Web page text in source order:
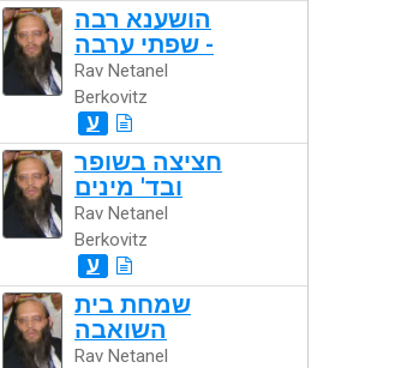
הושענא רבה
- שפתי ערבה
Rav Netanel
Berkovitz
ע
חציצה בשופר
ובד' מינים
Rav Netanel
Berkovitz
ע
שמחת בית
השואבה
Rav Netanel